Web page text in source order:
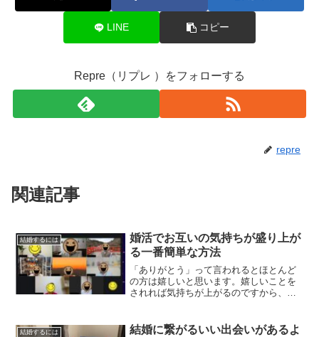
LINE コピー
Repre（リプレ ）をフォローする
repre
関連記事
結婚するには
婚活でお互いの気持ちが盛り上が
る一番簡単な方法
「ありがとう」って言われるとほとんど
の方は嬉しいと思います。嬉しいことを
されれば気持ちが上がるのですから、あ
うか。
結婚するには
結婚に繋がるいい出会いがあるよ